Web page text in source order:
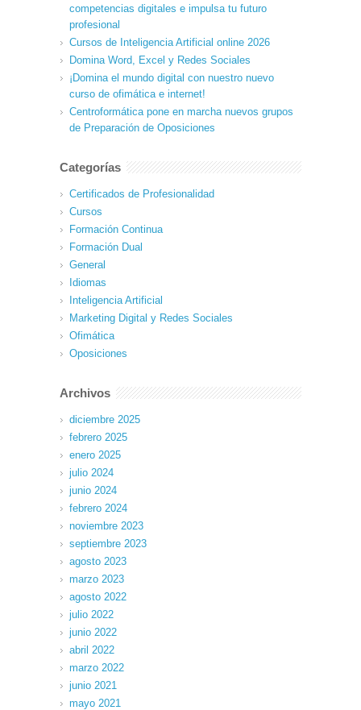
competencias digitales e impulsa tu futuro
profesional
Cursos de Inteligencia Artificial online 2026
Domina Word, Excel y Redes Sociales
¡Domina el mundo digital con nuestro nuevo
curso de ofimática e internet!
Centroformática pone en marcha nuevos grupos
de Preparación de Oposiciones
Categorías
Certificados de Profesionalidad
Cursos
Formación Continua
Formación Dual
General
Idiomas
Inteligencia Artificial
Marketing Digital y Redes Sociales
Ofimática
Oposiciones
Archivos
diciembre 2025
febrero 2025
enero 2025
julio 2024
junio 2024
febrero 2024
noviembre 2023
septiembre 2023
agosto 2023
marzo 2023
agosto 2022
julio 2022
junio 2022
abril 2022
marzo 2022
junio 2021
mayo 2021